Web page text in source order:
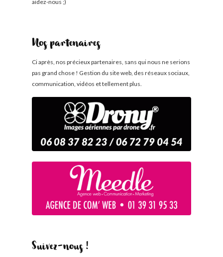
aidez-nous ;)
Nos partenaires
Ci après, nos précieux partenaires, sans qui nous ne serions
pas grand chose ! Gestion du site web, des réseaux sociaux,
communication, vidéos et tellement plus.
Suivez-nous !